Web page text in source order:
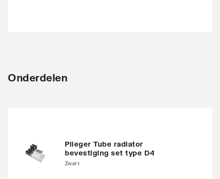
Onderdelen
Plieger Tube radiator
bevestiging set type D4
Zwart